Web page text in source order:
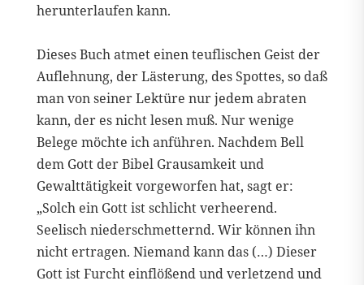
herunterlaufen kann.
Dieses Buch atmet einen teuflischen Geist der
Auflehnung, der Lästerung, des Spottes, so daß
man von seiner Lektüre nur jedem abraten
kann, der es nicht lesen muß. Nur wenige
Belege möchte ich anführen. Nachdem Bell
dem Gott der Bibel Grausamkeit und
Gewalttätigkeit vorgeworfen hat, sagt er:
„Solch ein Gott ist schlicht verheerend.
Seelisch niederschmetternd. Wir können ihn
nicht ertragen. Niemand kann das (…) Dieser
Gott ist Furcht einflößend und verletzend und